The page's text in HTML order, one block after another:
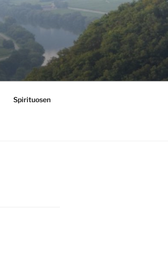
Spirituosen